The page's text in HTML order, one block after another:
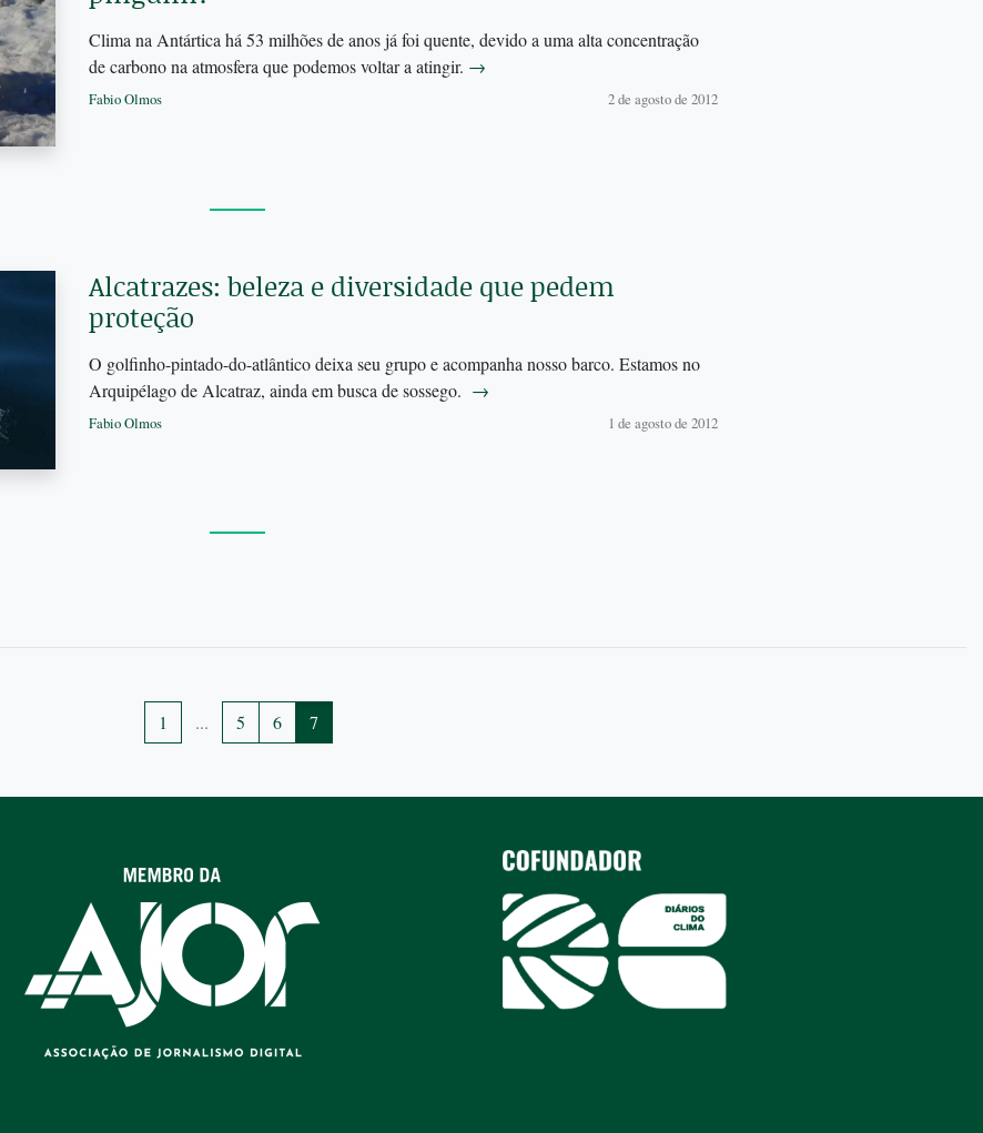
Clima na Antártica há 53 milhões de anos já foi quente, devido a uma alta concentração
de carbono na atmosfera que podemos voltar a atingir. →
Fabio Olmos 2 de agosto de 2012
Alcatrazes: beleza e diversidade que pedem
proteção
O golfinho-pintado-do-atlântico deixa seu grupo e acompanha nosso barco. Estamos no
Arquipélago de Alcatraz, ainda em busca de sossego. →
Fabio Olmos 1 de agosto de 2012
1 ... 5 6 7